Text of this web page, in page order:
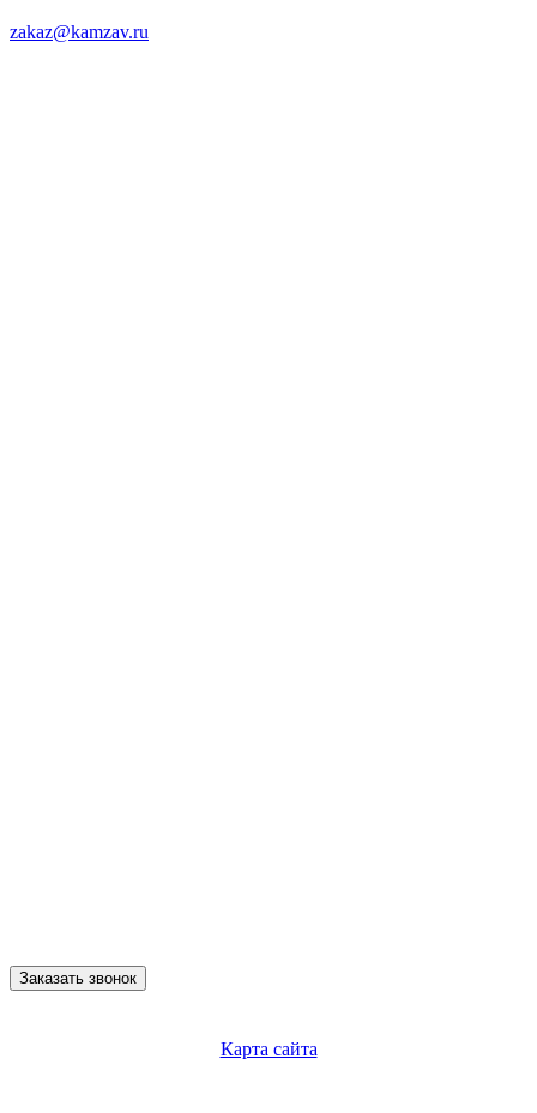
zakaz@kamzav.ru
Заказать звонок
Карта сайта